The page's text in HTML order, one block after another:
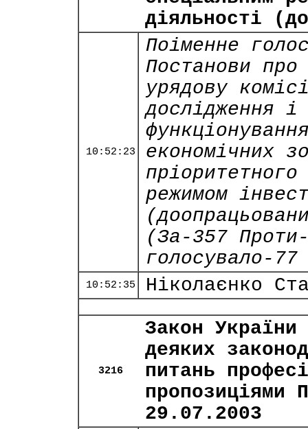
діяльності
10:52:23
Поіменне
Постанови про
урядову
дослідження і
економічних
режимом
(За-357
голосувало-
10:52:35 Ніколаєнко
3216
Закон
деяких
питань
пропозиціями
29.07.2003